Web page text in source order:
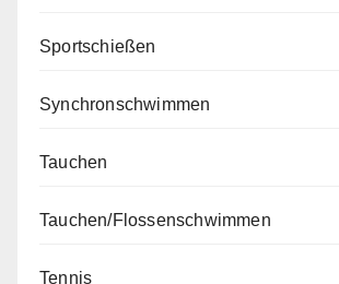
Sportschießen
Synchronschwimmen
Tauchen
Tauchen/Flossenschwimmen
Tennis